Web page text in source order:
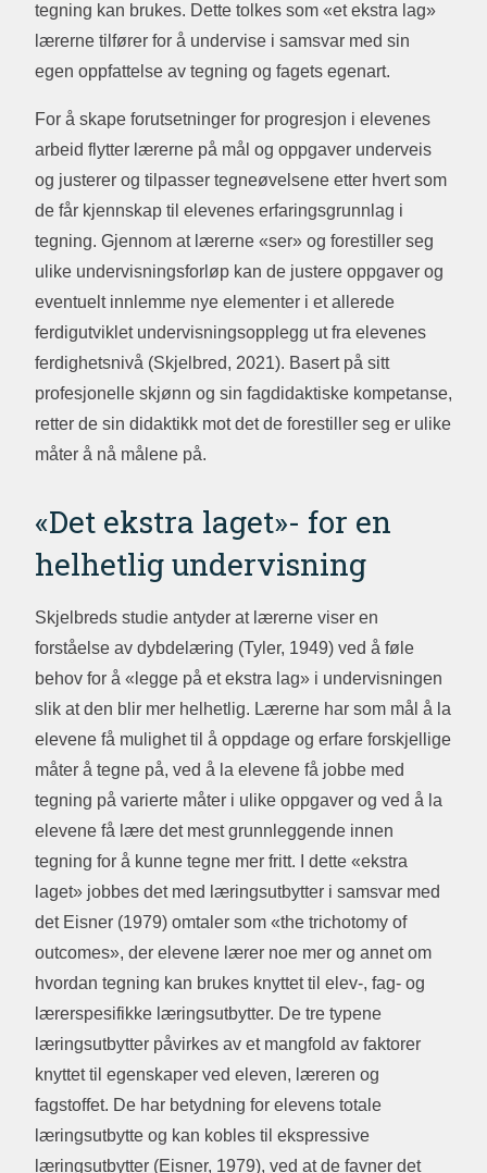
tegning kan brukes. Dette tolkes som «et ekstra lag»
lærerne tilfører for å undervise i samsvar med sin
egen oppfattelse av tegning og fagets egenart.
For å skape forutsetninger for progresjon i elevenes
arbeid flytter lærerne på mål og oppgaver underveis
og justerer og tilpasser tegneøvelsene etter hvert som
de får kjennskap til elevenes erfaringsgrunnlag i
tegning. Gjennom at lærerne «ser» og forestiller seg
ulike undervisningsforløp kan de justere oppgaver og
eventuelt innlemme nye elementer i et allerede
ferdigutviklet undervisningsopplegg ut fra elevenes
ferdighetsnivå (Skjelbred, 2021). Basert på sitt
profesjonelle skjønn og sin fagdidaktiske kompetanse,
retter de sin didaktikk mot det de forestiller seg er ulike
måter å nå målene på.
«Det ekstra laget»- for en
helhetlig undervisning
Skjelbreds studie antyder at lærerne viser en
forståelse av dybdelæring (Tyler, 1949) ved å føle
behov for å «legge på et ekstra lag» i undervisningen
slik at den blir mer helhetlig. Lærerne har som mål å la
elevene få mulighet til å oppdage og erfare forskjellige
måter å tegne på, ved å la elevene få jobbe med
tegning på varierte måter i ulike oppgaver og ved å la
elevene få lære det mest grunnleggende innen
tegning for å kunne tegne mer fritt. I dette «ekstra
laget» jobbes det med læringsutbytter i samsvar med
det Eisner (1979) omtaler som «the trichotomy of
outcomes», der elevene lærer noe mer og annet om
hvordan tegning kan brukes knyttet til elev-, fag- og
lærerspesifikke læringsutbytter. De tre typene
læringsutbytter påvirkes av et mangfold av faktorer
knyttet til egenskaper ved eleven, læreren og
fagstoffet. De har betydning for elevens totale
læringsutbytte og kan kobles til ekspressive
læringsutbytter (Eisner, 1979), ved at de favner det